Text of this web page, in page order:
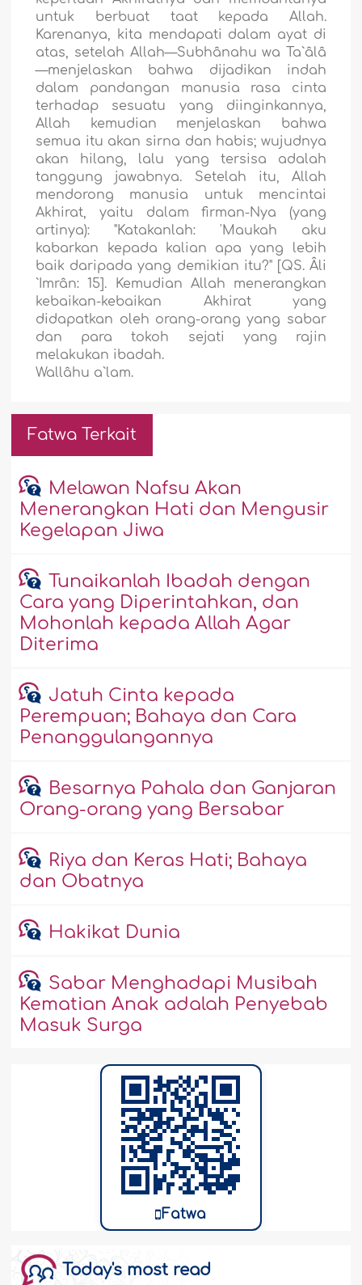
untuk berbuat taat kepada Allah.
Karenanya, kita mendapati dalam ayat di
atas, setelah Allah—Subhânahu wa Ta`âlâ
—menjelaskan bahwa dijadikan indah
dalam pandangan manusia rasa cinta
terhadap sesuatu yang diinginkannya,
Allah kemudian menjelaskan bahwa
semua itu akan sirna dan habis; wujudnya
akan hilang, lalu yang tersisa adalah
tanggung jawabnya. Setelah itu, Allah
mendorong manusia untuk mencintai
Akhirat, yaitu dalam firman-Nya (yang
artinya): "Katakanlah: 'Maukah aku
kabarkan kepada kalian apa yang lebih
baik daripada yang demikian itu?" [QS. Âli
`Imrân: 15]. Kemudian Allah menerangkan
kebaikan-kebaikan Akhirat yang
didapatkan oleh orang-orang yang sabar
dan para tokoh sejati yang rajin
melakukan ibadah.
Wallâhu a`lam.
Fatwa Terkait
Melawan Nafsu Akan
Menerangkan Hati dan Mengusir
Kegelapan Jiwa
Tunaikanlah Ibadah dengan
Cara yang Diperintahkan, dan
Mohonlah kepada Allah Agar
Diterima
Jatuh Cinta kepada
Perempuan; Bahaya dan Cara
Penanggulangannya
Besarnya Pahala dan Ganjaran
Orang-orang yang Bersabar
Riya dan Keras Hati; Bahaya
dan Obatnya
Hakikat Dunia
Sabar Menghadapi Musibah
Kematian Anak adalah Penyebab
Masuk Surga
Fatwa
Today's most read